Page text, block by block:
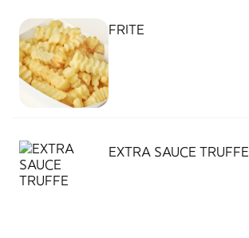
FRITE
EXTRA SAUCE TRUFFE